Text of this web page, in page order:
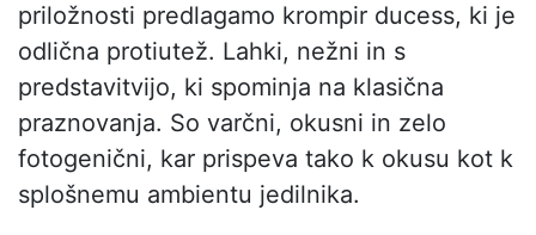
priložnosti predlagamo krompir ducess, ki je
odlična protiutež. Lahki, nežni in s
predstavitvijo, ki spominja na klasična
praznovanja. So varčni, okusni in zelo
fotogenični, kar prispeva tako k okusu kot k
splošnemu ambientu jedilnika.